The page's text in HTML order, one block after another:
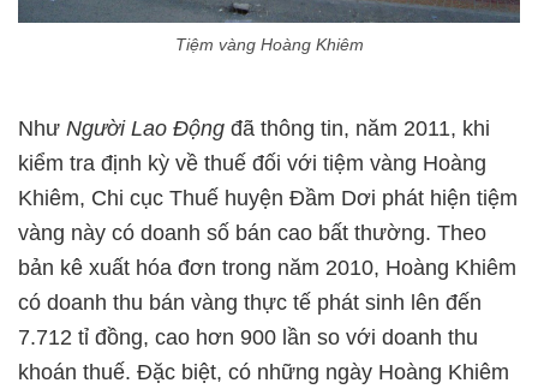
Tiệm vàng Hoàng Khiêm
Như Người Lao Động đã thông tin, năm 2011, khi
kiểm tra định kỳ về thuế đối với tiệm vàng Hoàng
Khiêm, Chi cục Thuế huyện Đầm Dơi phát hiện tiệm
vàng này có doanh số bán cao bất thường. Theo
bản kê xuất hóa đơn trong năm 2010, Hoàng Khiêm
có doanh thu bán vàng thực tế phát sinh lên đến
7.712 tỉ đồng, cao hơn 900 lần so với doanh thu
khoán thuế. Đặc biệt, có những ngày Hoàng Khiêm